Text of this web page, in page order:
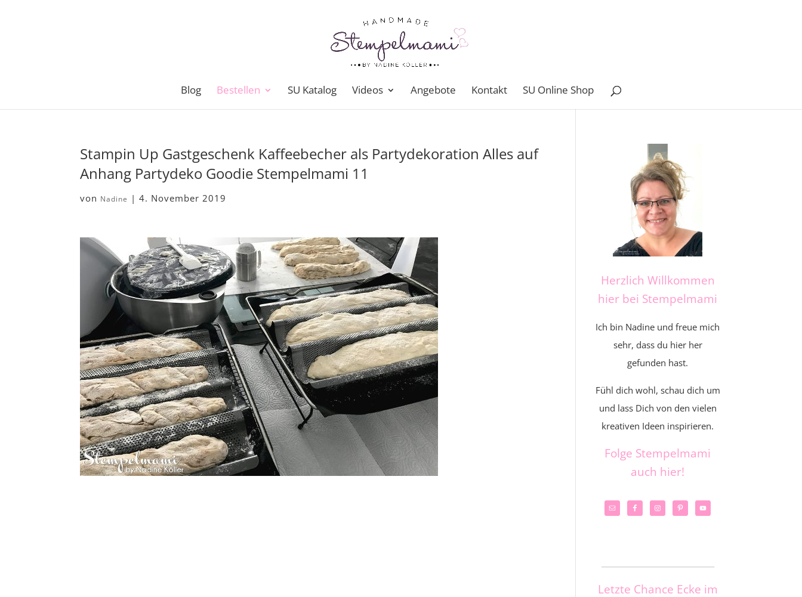
Blog Bestellen SU Katalog Videos Angebote Kontakt SU Online Shop
Stampin Up Gastgeschenk Kaffeebecher als Partydekoration Alles auf
Anhang Partydeko Goodie Stempelmami 11
von Nadine |4. November 2019
Herzlich Willkommen
hier bei Stempelmami
Ich bin Nadine und freue mich
sehr, dass du hier her
gefunden hast.
Fühl dich wohl, schau dich um
und lass Dich von den vielen
kreativen Ideen inspirieren.
Folge Stempelmami
auch hier!
Letzte Chance Ecke im